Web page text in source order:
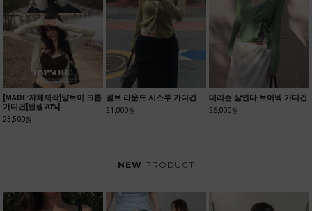
[MADE:자체제작]양브이 크롭
가디건[텐셀70%]
23,500원
델브 라운드 시스루 가디건
21,000원
테리슨 살안타 브이넥 가디건
26,000원
NEW PRODUCT